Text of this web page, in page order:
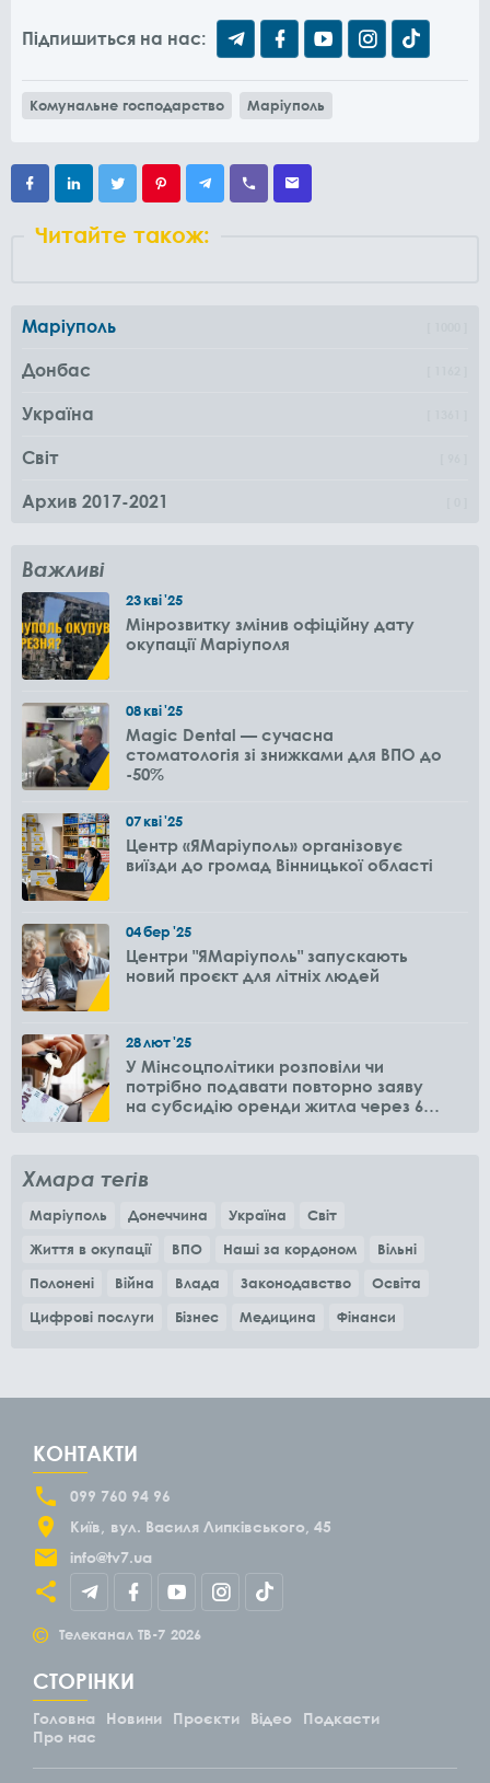
Підпишиться на нас:
Комунальне господарство Маріуполь
Читайте також:
Маріуполь
Донбас
Україна
Світ
Архив 2017-2021
Важливі
23кві'25
Мінрозвитку змінив офіційну дату
окупації Маріуполя
08кві'25
Magic Dental — сучасна
стоматологія зі знижками для ВПО до
-50%
07кві'25
Центр «ЯМаріуполь» організовує
виїзди до громад Вінницької області
04бер'25
Центри "ЯМаріуполь" запускають
новий проєкт для літніх людей
28лют'25
У Мінсоцполітики розповіли чи
потрібно подавати повторно заяву
на субсидію оренди житла через 6
Хмара тегів
Маріуполь Донеччина Україна
Світ
Життя в окупації
ВПО Наші за кордоном
Вільні
Полонені
Війна Влада Законодавство
Освіта
Цифрові послуги
Бізнес Медицина Фінанси
КОНТАКТИ
099 760 94 96
Київ
вул. Василя Липківського, 45
info@tv7.ua
© Телеканал ТВ-7 2026
СТОРІНКИ
Головна Новини Проєкти Відео
Подкасти
Про нас